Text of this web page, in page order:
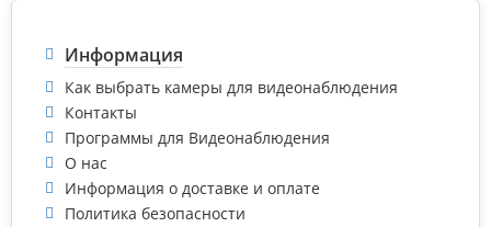
Информация
Как выбрать камеры для видеонаблюдения
Контакты
Программы для Видеонаблюдения
О нас
Информация о доставке и оплате
Политика безопасности